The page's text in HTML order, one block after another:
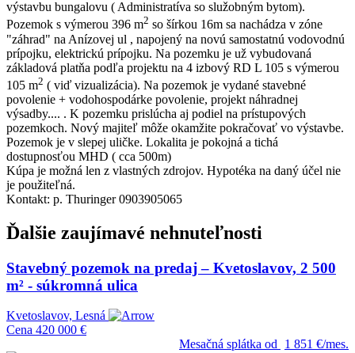
výstavbu bungalovu ( Administratíva so služobným bytom).
Pozemok s výmerou 396 m2 so šírkou 16m sa nachádza v zóne
"záhrad" na Anízovej ul , napojený na novú samostatnú vodovodnú
prípojku, elektrickú prípojku. Na pozemku je už vybudovaná
základová platňa podľa projektu na 4 izbový RD L 105 s výmerou
105 m2 ( viď vizualizácia). Na pozemok je vydané stavebné
povolenie + vodohospodárke povolenie, projekt náhradnej
výsadby.... . K pozemku prislúcha aj podiel na prístupových
pozemkoch. Nový majiteľ môže okamžite pokračovať vo výstavbe.
Pozemok je v slepej uličke. Lokalita je pokojná a tichá
dostupnosťou MHD ( cca 500m)
Kúpa je možná len z vlastných zdrojov. Hypotéka na daný účel nie
je použiteľná.
Kontakt: p. Thuringer 0903905065
Ďalšie zaujímavé nehnuteľnosti
Stavebný pozemok na predaj – Kvetoslavov, 2 500
m² - súkromná ulica
Kvetoslavov, Lesná
Cena 420 000 €
Mesačná splátka od 1 851 €/mes.